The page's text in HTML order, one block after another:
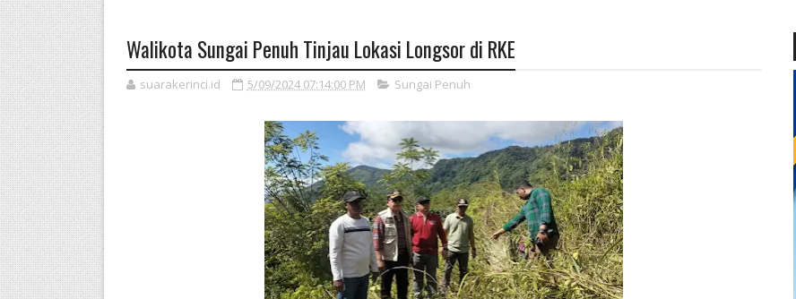
Walikota Sungai Penuh Tinjau Lokasi Longsor di RKE
suarakerinci.id 5/09/2024 07:14:00 PM Sungai Penuh